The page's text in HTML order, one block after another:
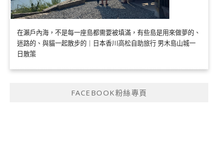
在瀨戶內海，不是每一座島都需要被填滿，有些島是用來做夢的、
迷路的、與貓一起散步的｜日本香川高松自助旅行 男木島山城一
日散策
FACEBOOK粉絲專頁